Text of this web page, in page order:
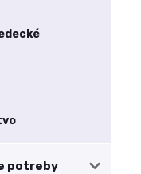
potreby